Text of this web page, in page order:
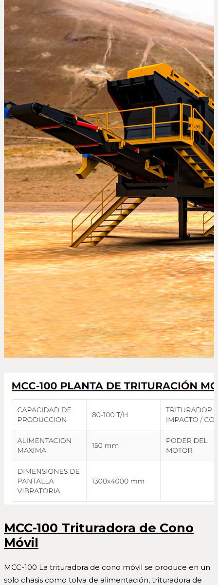
MCC-100 Trituradora de Cono
Móvil
MCC-100 La trituradora de cono móvil se produce en un
solo chasis como tolva de alimentación, trituradora de